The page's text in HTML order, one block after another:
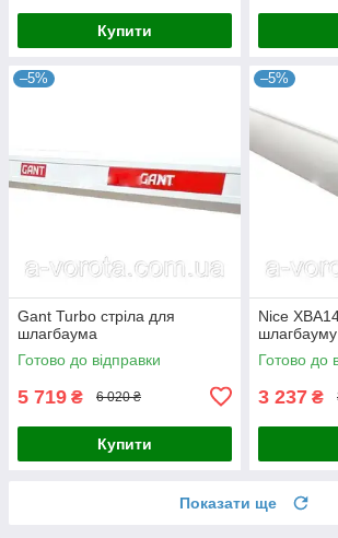
Купити
–5%
Gant Turbo стріла для
шлагбаума
Готово до відправки
5 719 ₴ 6 020 ₴
Купити
–5%
Nice
шлагбауму
Готово до
3 237 ₴
Показати ще